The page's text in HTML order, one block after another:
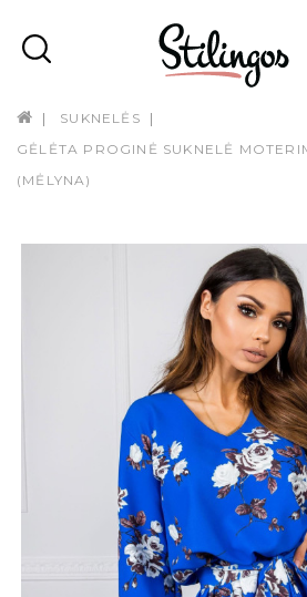
SUKNELĖS
GĖLĖTA PROGINĖ SUKNELĖ
(MĖLYNA)